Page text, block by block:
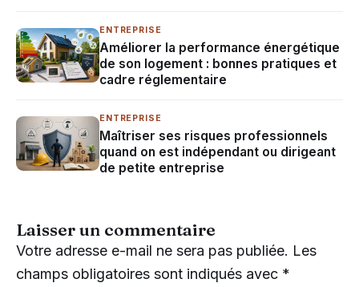
ENTREPRISE
Améliorer la performance énergétique
de son logement : bonnes pratiques et
cadre réglementaire
ENTREPRISE
Maîtriser ses risques professionnels
quand on est indépendant ou dirigeant
de petite entreprise
Laisser un commentaire
Votre adresse e-mail ne sera pas publiée. Les
champs obligatoires sont indiqués avec *